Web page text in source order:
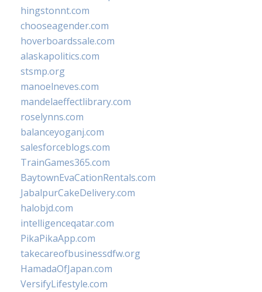
hingstonnt.com
chooseagender.com
hoverboardssale.com
alaskapolitics.com
stsmp.org
manoelneves.com
mandelaeffectlibrary.com
roselynns.com
balanceyoganj.com
salesforceblogs.com
TrainGames365.com
BaytownEvaCationRentals.com
JabalpurCakeDelivery.com
halobjd.com
intelligenceqatar.com
PikaPikaApp.com
takecareofbusinessdfw.org
HamadaOfJapan.com
VersifyLifestyle.com